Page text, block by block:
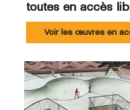
toutes en accès
Voir les œuvres en